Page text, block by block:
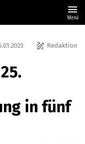
menu
Menü
draw Redaktion
in fünf